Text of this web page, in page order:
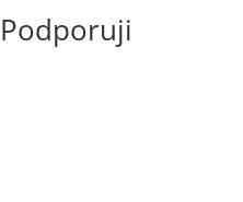
Podporuji